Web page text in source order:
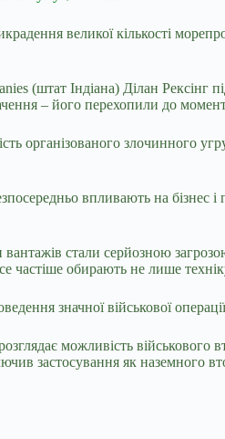
великої кількості
(штат Індіана) Ділан
– його перехопили до
організованого злочинного
впливають на
стали серйозною
обирають не лише
значної військової операції
можливість військового
застосування як наземного